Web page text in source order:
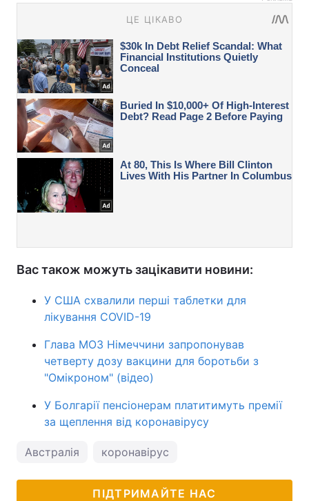
Вас також можуть зацікавити новини:
У США схвалили перші таблетки для
лікування COVID-19
Глава МОЗ Німеччини запропонував
четверту дозу вакцини для боротьби з
"Омікроном" (відео)
У Болгарії пенсіонерам платитимуть премії
за щеплення від коронавірусу
Австралія коронавірус
ПІДТРИМАЙТЕ НАС